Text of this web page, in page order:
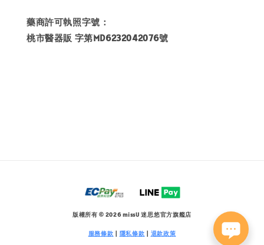
藥商許可執照字號：
桃市醫器販 字第MD6232042076號
版權所有 © 2026 missU 迷思悠官方旗艦店
服務條款 | 隱私條款 | 退款政策